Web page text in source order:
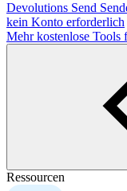
Devolutions Send
kein Konto erforderlich
Mehr kostenlose Tools
Ressourcen